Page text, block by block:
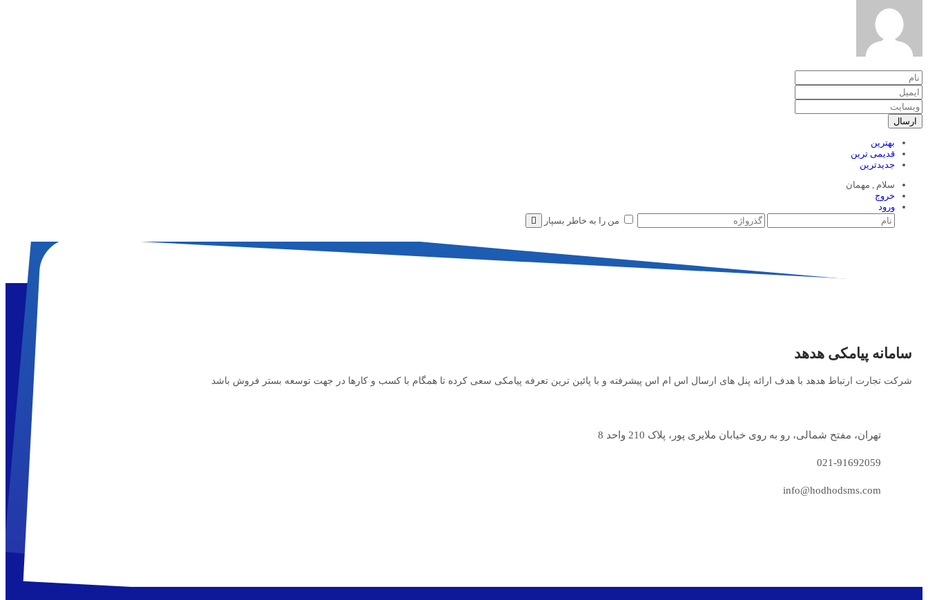
ارسال
بهترین
قدیمی ترین
جدیدترین
سلام , مهمان
خروج
ورود
من را به خاطر بسپار
سامانه پیامکی هدهد
شرکت تجارت ارتباط هدهد با هدف ارائه پنل های ارسال اس ام اس پیشرفته و با پائین ترین تعرفه پیامکی سعی کرده تا همگام با کسب و کارها در جهت توسعه بستر فروش باشد
تهران، مفتح شمالی، رو به روی خیابان ملایری پور، پلاک 210 واحد 8
021-91692059
info@hodhodsms.com